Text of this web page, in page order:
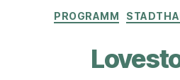
PROGRAMM